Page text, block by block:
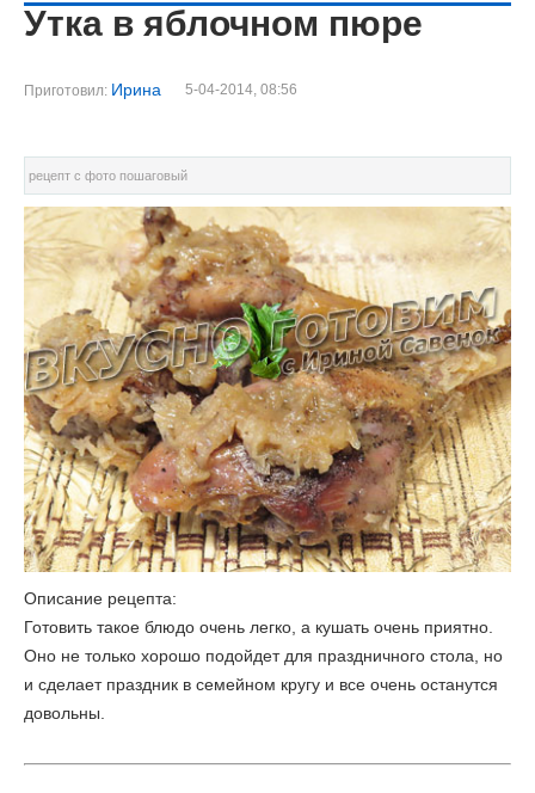
Утка в яблочном пюре
Приготовил: Ирина 5-04-2014, 08:56
рецепт с фото пошаговый
Описание рецепта:
Готовить такое блюдо очень легко, а кушать очень приятно.
Оно не только хорошо подойдет для праздничного стола, но
и сделает праздник в семейном кругу и все очень останутся
довольны.